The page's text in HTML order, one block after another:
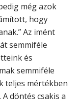
még azok
hogy
Az imént
semmiféle
és
semmiféle
teljes mértékben
döntés csakis a